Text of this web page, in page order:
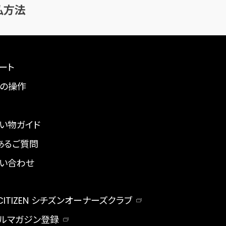
方法
ト
操作
物ガイド
るご質問
合わせ
シチズンオーナーズクラブ
マガジン登録